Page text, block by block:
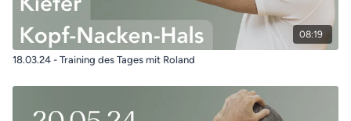
08:19
18.03.24 - Training des Tages mit Roland